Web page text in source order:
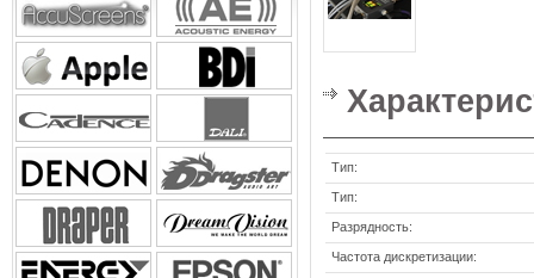
Тип:
Тип:
Разрядность:
Частота дискретизации: